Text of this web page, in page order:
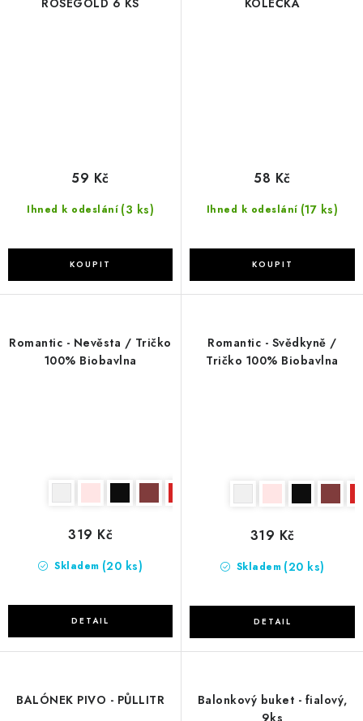
ROSEGOLD 6 KS
Ihned k odeslání (3 ks)
59 Kč
KOLEČKA
Ihned k odeslání (17 ks)
58 Kč
Romantic - Nevěsta / Tričko
100% Biobavlna
Skladem (20 ks)
319 Kč
Romantic - Svědkyně /
Tričko 100% Biobavlna
Skladem (20 ks)
319 Kč
BALÓNEK PIVO - PŮLLITR
Balonkový buket - fialový,